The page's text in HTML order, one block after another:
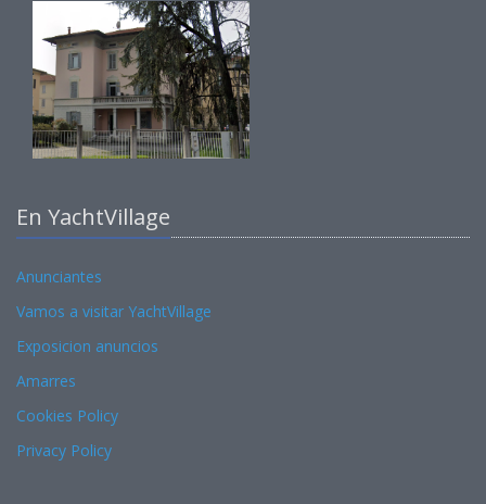
En YachtVillage
Anunciantes
Vamos a visitar YachtVillage
Exposicion anuncios
Amarres
Cookies Policy
Privacy Policy